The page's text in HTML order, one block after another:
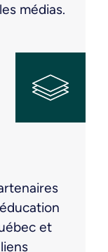
médias.
et